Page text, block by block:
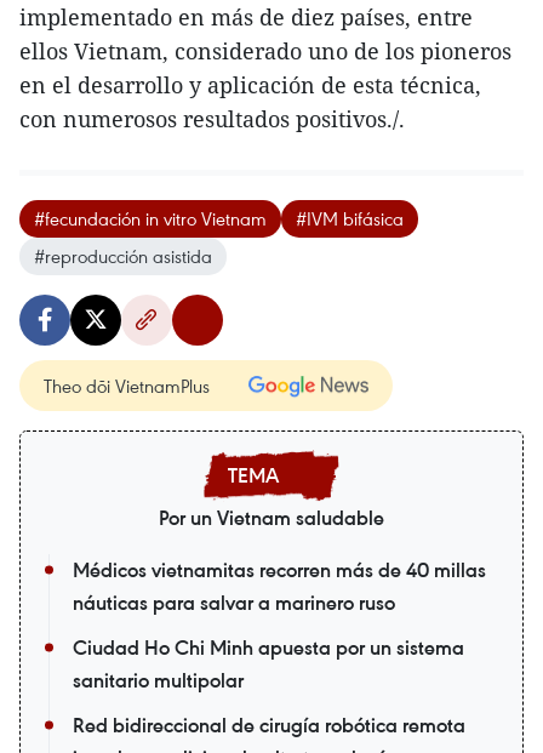
implementado en más de diez países, entre
ellos Vietnam, considerado uno de los pioneros
en el desarrollo y aplicación de esta técnica,
con numerosos resultados positivos./.
#fecundación in vitro Vietnam
#IVM bifásica
#reproducción asistida
Theo dõi VietnamPlus
Por un Vietnam saludable
Médicos vietnamitas recorren más de 40 millas
náuticas para salvar a marinero ruso
Ciudad Ho Chi Minh apuesta por un sistema
sanitario multipolar
Red bidireccional de cirugía robótica remota